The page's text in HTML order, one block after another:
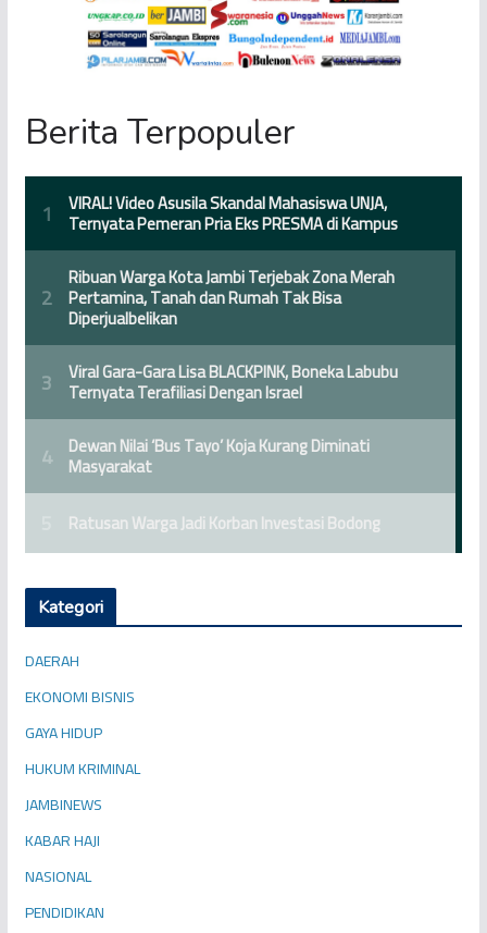
Berita Terpopuler
Kategori
DAERAH
EKONOMI BISNIS
GAYA HIDUP
HUKUM KRIMINAL
JAMBINEWS
KABAR HAJI
NASIONAL
PENDIDIKAN